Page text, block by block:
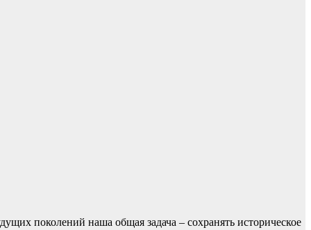
поколений наша общая задача – сохранять историческое